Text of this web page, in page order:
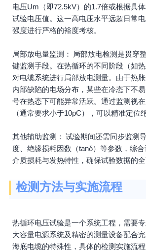
电压Um（即72.5kV）的1.7倍或根据具
试验电压值。这一高电压水平远超日常
强度进行严格的裕度考核。
局部放电量监测： 局部放电检测是贯穿
键监测手段。在热循环的不同阶段（如
对电缆系统进行局部放电测量。由于热
内部缺陷的电场分布，某些在冷态下不
号在热态下可能异常活跃。通过监测视
（通常要求小于10pC），可以精准定位
其他辅助监测： 试验期间还需同步监测
度、绝缘损耗因数（tanδ）等参数，综
介质损耗与发热特性，确保试验数据的全
检测方法与实施流程
热循环电压试验是一个系统工程，需要专
大容量电源系统及精密的测量设备配合
海底电缆的特殊性，具体的检测实施流程